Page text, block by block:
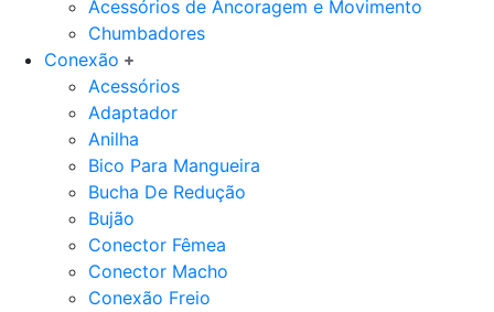
Acessórios de Ancoragem e Movimento
Chumbadores
Conexão
Acessórios
Adaptador
Anilha
Bico Para Mangueira
Bucha De Redução
Bujão
Conector Fêmea
Conector Macho
Conexão Freio